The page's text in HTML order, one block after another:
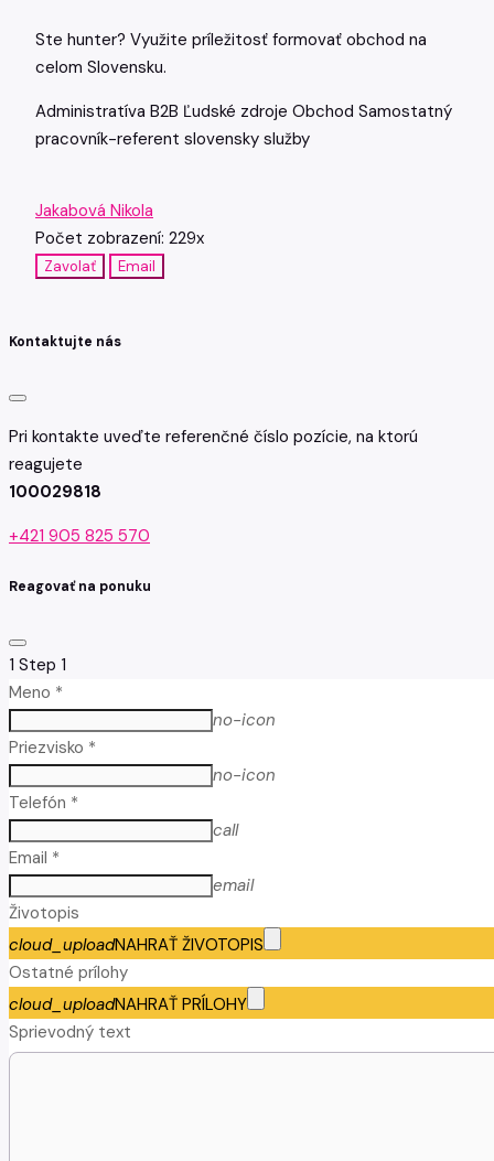
Ste hunter? Využite príležitosť formovať obchod na
celom Slovensku.
Administratíva B2B Ľudské zdroje Obchod Samostatný
pracovník-referent slovensky služby
Jakabová Nikola
Počet zobrazení: 229x
Zavolať Email
Kontaktujte nás
Pri kontakte uveďte referenčné číslo pozície, na ktorú
reagujete
100029818
+421 905 825 570
Reagovať na ponuku
1 Step 1
Meno *
no-icon
Priezvisko *
no-icon
Telefón *
call
Email *
email
Životopis
cloud_uploadNAHRAŤ ŽIVOTOPIS
Ostatné prílohy
cloud_uploadNAHRAŤ PRÍLOHY
Sprievodný text